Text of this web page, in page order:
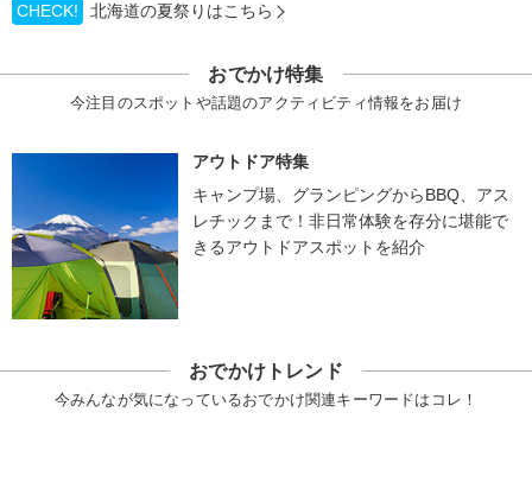
CHECK! 北海道の夏祭りはこちら
おでかけ特集
今注目のスポットや話題のアクティビティ情報をお届け
アウトドア特集
キャンプ場、グランピングからBBQ、アス
レチックまで！非日常体験を存分に堪能で
きるアウトドアスポットを紹介
おでかけトレンド
今みんなが気になっているおでかけ関連キーワードはコレ！